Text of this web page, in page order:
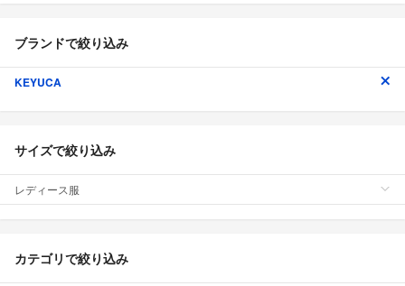
ブランドで絞り込み
KEYUCA
サイズで絞り込み
レディース服
カテゴリで絞り込み